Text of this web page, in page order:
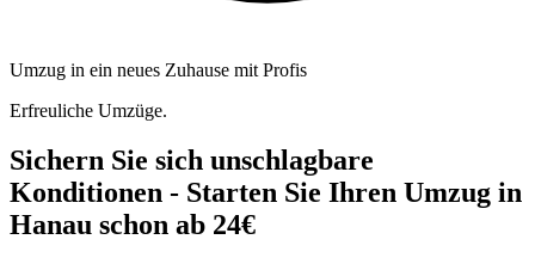
Umzug in ein neues Zuhause mit Profis
Erfreuliche Umzüge.
Sichern Sie sich unschlagbare
Konditionen - Starten Sie Ihren Umzug in
Hanau schon ab 24€